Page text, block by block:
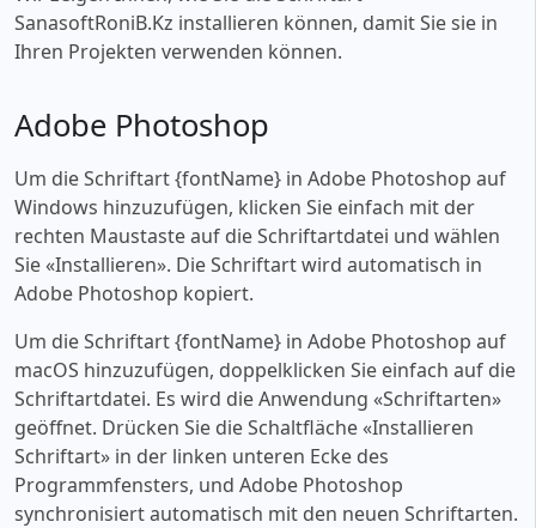
SanasoftRoniB.Kz installieren können, damit Sie sie in
Ihren Projekten verwenden können.
Adobe Photoshop
Um die Schriftart {fontName} in Adobe Photoshop auf
Windows hinzuzufügen, klicken Sie einfach mit der
rechten Maustaste auf die Schriftartdatei und wählen
Sie «‎Installieren». Die Schriftart wird automatisch in
Adobe Photoshop kopiert.
Um die Schriftart {fontName} in Adobe Photoshop auf
macOS hinzuzufügen, doppelklicken Sie einfach auf die
Schriftartdatei. Es wird die Anwendung «‎Schriftarten»
geöffnet. Drücken Sie die Schaltfläche «‎Installieren
Schriftart» in der linken unteren Ecke des
Programmfensters, und Adobe Photoshop
synchronisiert automatisch mit den neuen Schriftarten.